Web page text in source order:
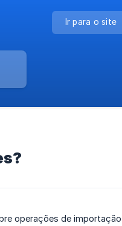
Ir para o site
operações de